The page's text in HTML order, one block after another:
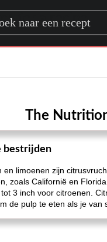
for a recipe
The
bestrijden
limoenen zijn
zoals Californië en
3 inch voor citroenen.
de pulp te eten als je van